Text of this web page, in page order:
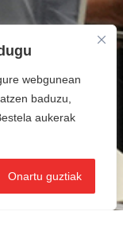
webgunean
baduzu,
aukerak
Onartu guztiak